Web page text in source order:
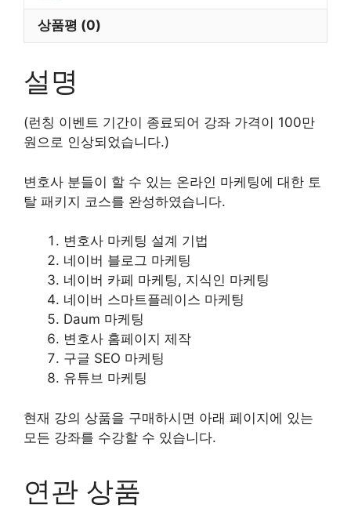
상품평 (0)
설명
(런칭 이벤트 기간이 종료되어 강좌 가격이 100만
원으로 인상되었습니다.)
변호사 분들이 할 수 있는 온라인 마케팅에 대한 토
탈 패키지 코스를 완성하였습니다.
변호사 마케팅 설계 기법
네이버 블로그 마케팅
네이버 카페 마케팅, 지식인 마케팅
네이버 스마트플레이스 마케팅
Daum 마케팅
변호사 홈페이지 제작
구글 SEO 마케팅
유튜브 마케팅
현재 강의 상품을 구매하시면 아래 페이지에 있는
모든 강좌를 수강할 수 있습니다.
연관 상품